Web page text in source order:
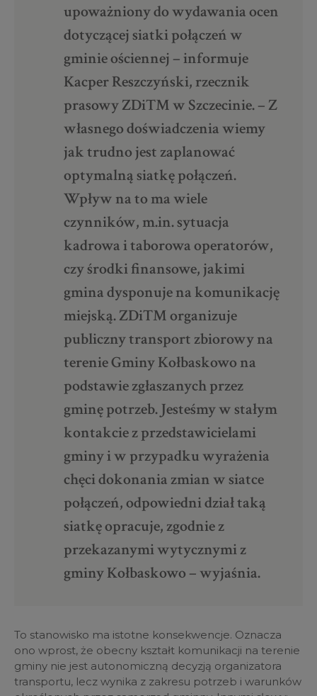
upoważniony do wydawania ocen
dotyczącej siatki połączeń w
gminie ościennej – informuje
Kacper Reszczyński, rzecznik
prasowy ZDiTM w Szczecinie. – Z
własnego doświadczenia wiemy
jak trudno jest zaplanować
optymalną siatkę połączeń.
Wpływ na to ma wiele
czynników, m.in. sytuacja
kadrowa i taborowa operatorów,
czy środki finansowe, jakimi
gmina dysponuje na komunikację
miejską. ZDiTM organizuje
publiczny transport zbiorowy na
terenie Gminy Kołbaskowo na
podstawie zgłaszanych przez
gminę potrzeb. Jesteśmy w stałym
kontakcie z przedstawicielami
gminy i w przypadku wyrażenia
chęci dokonania zmian w siatce
połączeń, odpowiedni dział taką
siatkę opracuje, zgodnie z
przekazanymi wytycznymi z
gminy Kołbaskowo – wyjaśnia.
To stanowisko ma istotne konsekwencje. Oznacza
ono wprost, że obecny kształt komunikacji na terenie
gminy nie jest autonomiczną decyzją organizatora
transportu, lecz wynika z zakresu potrzeb i warunków